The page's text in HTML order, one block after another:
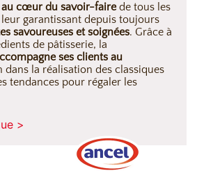
au cœur du savoir-fairede tous les
garantissant depuis toujours
savoureuses et soignées. Grâce à
de pâtisserie, la
ses clients au
dans la réalisation des classiques
tendances pour régaler les
>